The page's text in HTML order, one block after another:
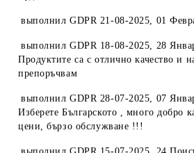
выполнилGDPR 21-08-2025, 01
выполнилGDPR 18-08-2025, 28
Продуктите са с отлично качество и
препоръчвам
выполнилGDPR 28-07-2025, 07
Изберете Българското , много добро
цени, бързо обслужване !!!